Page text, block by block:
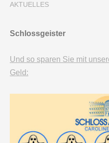
AKTUELLES
Schlossgeister
Und so sparen Sie mit
Geld: